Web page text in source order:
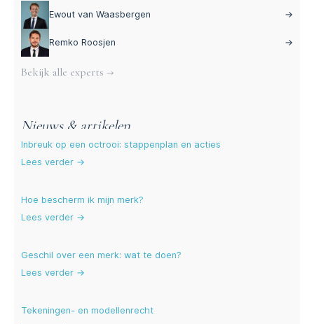
Ewout van Waasbergen →
Remko Roosjen →
Bekijk alle experts →
Nieuws & artikelen
Inbreuk op een octrooi: stappenplan en acties
Lees verder →
Hoe bescherm ik mijn merk?
Lees verder →
Geschil over een merk: wat te doen?
Lees verder →
Tekeningen- en modellenrecht